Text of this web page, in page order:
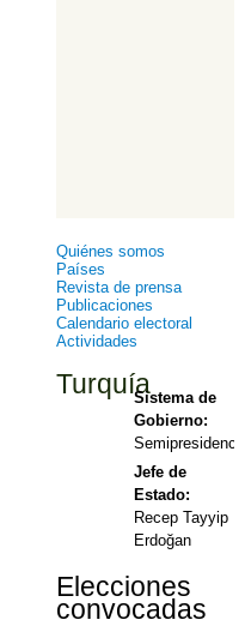
Quiénes somos
Países
Revista de prensa
Publicaciones
Calendario electoral
Actividades
TurquíaSistema de
Gobierno:
Semipresidencial
Jefe de
Estado:
Recep Tayyip
Erdoğan
Elecciones
convocadas